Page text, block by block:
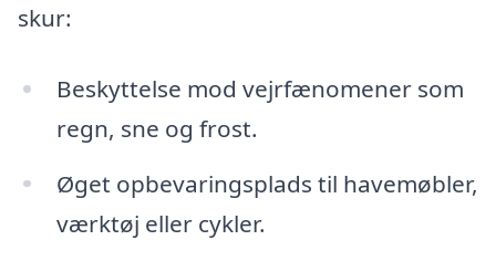
skur:
Beskyttelse mod vejrfænomener som
regn, sne og frost.
Øget opbevaringsplads til havemøbler,
værktøj eller cykler.